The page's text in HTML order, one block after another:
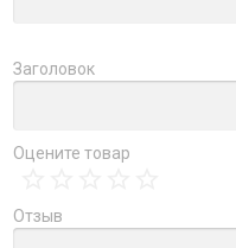
Заголовок
Оцените товар
Отзыв